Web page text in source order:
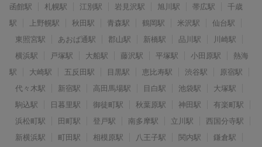
函館駅 札幌駅 江別駅 岩見沢駅 旭川駅 帯広駅
千歳
駅
上野幌駅 秋田駅 青森駅 鶴岡駅 米沢駅
仙台駅
東照宮駅
あおば通駅 郡山駅 新橋駅 品川駅
川崎駅
横浜駅
戸塚駅 大船駅 藤沢駅 平塚駅 小田原駅
熱海
駅
大崎駅 五反田駅 目黒駅 恵比寿駅 渋谷駅
原宿駅
代々木駅
新宿駅 高田馬場駅 目白駅 池袋駅
大塚駅
駒込駅
日暮里駅 御徒町駅 秋葉原駅 神田駅
有楽町駅
浜松町駅
田町駅 登戸駅 南多摩駅 立川駅
西国分寺駅
新横浜駅
町田駅 相模原駅 八王子駅 関内駅
鎌倉駅